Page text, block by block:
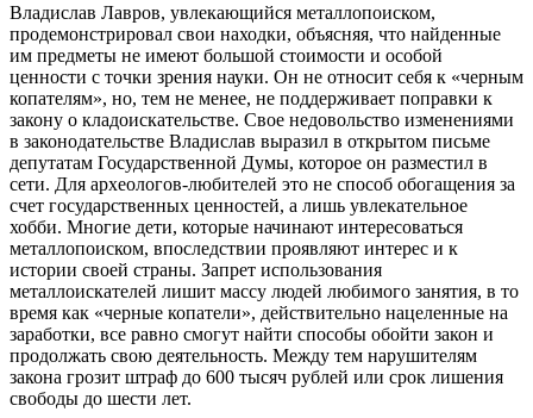
Владислав Лавров, увлекающийся металлопоиском,
продемонстрировал свои находки, объясняя, что найденные
им предметы не имеют большой стоимости и особой
ценности с точки зрения науки. Он не относит себя к «черным
копателям», но, тем не менее, не поддерживает поправки к
закону о кладоискательстве. Свое недовольство изменениями
в законодательстве Владислав выразил в открытом письме
депутатам Государственной Думы, которое он разместил в
сети. Для археологов-любителей это не способ обогащения за
счет государственных ценностей, а лишь увлекательное
хобби. Многие дети, которые начинают интересоваться
металлопоиском, впоследствии проявляют интерес и к
истории своей страны. Запрет использования
металлоискателей лишит массу людей любимого занятия, в то
время как «черные копатели», действительно нацеленные на
заработки, все равно смогут найти способы обойти закон и
продолжать свою деятельность. Между тем нарушителям
закона грозит штраф до 600 тысяч рублей или срок лишения
свободы до шести лет.